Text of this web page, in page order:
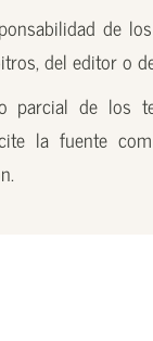
de
del editor o
parcial de los
la fuente